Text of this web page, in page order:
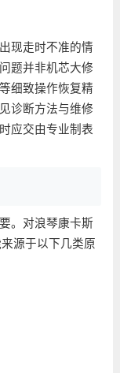
现走时不准的情
题并非机芯大修
细致操作恢复精
诊断方法与维修
应交由专业制表
。对浪琴康卡斯
源于以下几类原